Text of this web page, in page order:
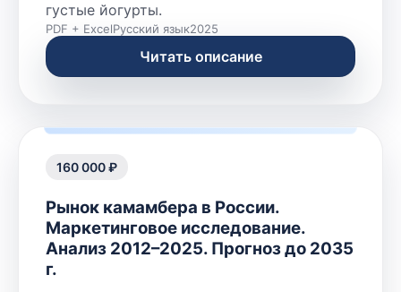
густые йогурты.
PDF + ExcelРусский язык2025
Читать описание
160 000 ₽
Рынок камамбера в России.
Маркетинговое исследование.
Анализ 2012–2025. Прогноз до 2035
г.